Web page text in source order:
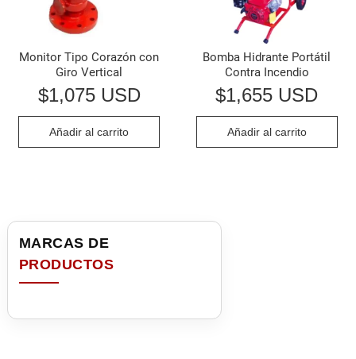
Monitor Tipo Corazón con
Giro Vertical
$1,075 USD
Añadir al carrito
Bomba Hidrante Portátil
Contra Incendio
$1,655 USD
Añadir al carrito